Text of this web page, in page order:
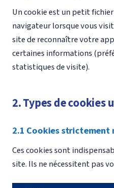
Un cookie est un petit
navigateur lorsque vous
site de reconnaître votre
certaines informations
statistiques de visite).
2. Types de cookies
2.1 Cookies strictement
Ces cookies sont
site. Ils ne nécessitent pas